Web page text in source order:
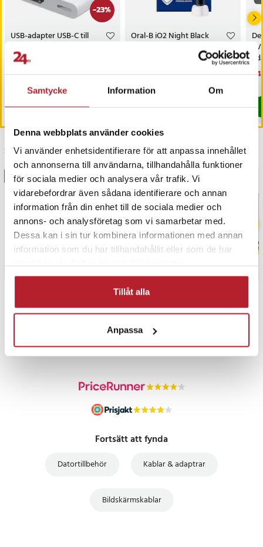
Samtycke Information Om
Denna webbplats använder cookies
Vi använder enhetsidentifierare för att anpassa innehållet
och annonserna till användarna, tillhandahålla funktioner
för sociala medier och analysera vår trafik. Vi
vidarebefordrar även sådana identifierare och annan
information från din enhet till de sociala medier och
annons- och analysföretag som vi samarbetar med.
Dessa kan i sin tur kombinera informationen med annan
information som du har tillhandahållit eller som de har
Tillåt alla
Anpassa
skärm till laptop, spelkonsol eller mobil enhet.
Specifikation
- Modell: PMO-15604
- Produkttyp: Portabel monitor
- Upplösning: 1920 × 1080 (Full HD)
- Paneltyp: IPS
- Synvinkel: 170°
- Anslutningar: Mini HDMI, 2 × USB-C
- Högtalare: 2 × 1 W
- Funktioner: Skyddsfodral som stativ
Artikelnummer 128852
-23%
USB-adapter USB-C till
upplösning
I lager, levereras inom 1-2 vardagar
Köp
Oral-B iO2 Night Black
eltandborste / elektrisk
tandborste med trycksensor
I lager, levereras inom 1-2 vardagar
Senast besökta
BÄSTSÄLJARE BÄSTSÄLJARE
Fortsätt att fynda
Datortillbehör Kablar & adaptrar
Bildskärmskablar